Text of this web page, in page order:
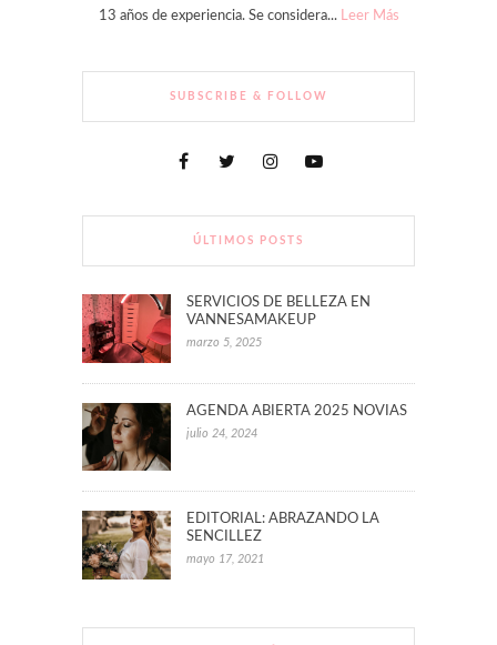
13 años de experiencia. Se considera... Leer Más
SUBSCRIBE & FOLLOW
ÚLTIMOS POSTS
SERVICIOS DE BELLEZA EN
VANNESAMAKEUP
marzo 5, 2025
AGENDA ABIERTA 2025 NOVIAS
julio 24, 2024
EDITORIAL: ABRAZANDO LA
SENCILLEZ
mayo 17, 2021